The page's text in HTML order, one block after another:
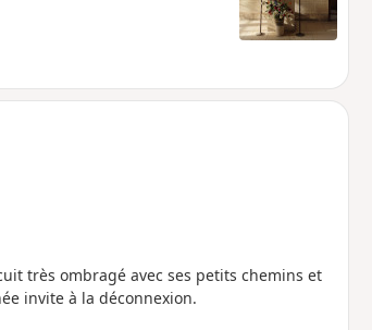
très ombragé avec ses petits chemins et
invite à la déconnexion.